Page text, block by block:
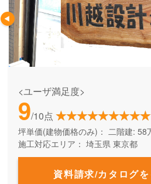
<ユーザ満足度>
9/10点
坪単価(建物価格のみ)： 二階建: 58
施工対応エリア： 埼玉県 東京都
資料請求/カタログ